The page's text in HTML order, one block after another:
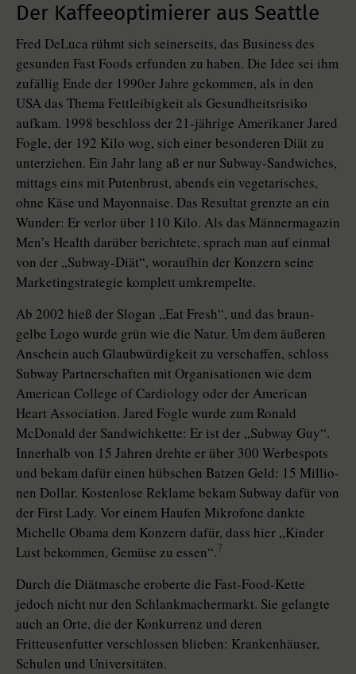
Der Kaffeeoptimierer aus Seattle
Fred DeLuca rühmt sich seinerseits, das Business des
gesunden Fast Foods erfunden zu haben. Die Idee sei ihm
zufällig Ende der 1990er Jahre gekommen, als in den
USA das Thema Fettleibigkeit als Gesundheitsrisiko
aufkam. 1998 beschloss der 21-jährige Amerikaner Jared
Fogle, der 192 Kilo wog, sich einer besonderen Diät zu
unterziehen. Ein Jahr lang aß er nur Subway-Sandwiches,
mittags eins mit Putenbrust, abends ein vegetarisches,
ohne Käse und Mayonnaise. Das Resultat grenzte an ein
Wunder: Er verlor über 110 Kilo. Als das Männermagazin
Men’s Health darüber berichtete, sprach man auf einmal
von der „Subway-Diät“, woraufhin der Konzern seine
Marketingstrategie komplett umkrempelte.
Ab 2002 hieß der Slogan „Eat Fresh“, und das braun-
gelbe Logo wurde grün wie die Natur. Um dem äußeren
Anschein auch Glaubwürdigkeit zu verschaffen, schloss
Subway Partnerschaften mit Organisationen wie dem
American College of Cardiology oder der American
Heart Association. Jared Fogle wurde zum Ronald
McDonald der Sandwichkette: Er ist der „Subway Guy“.
Innerhalb von 15 Jahren drehte er über 300 Werbespots
und bekam dafür einen hübschen Batzen Geld: 15 Mil­lio­
nen Dollar. Kostenlose Reklame bekam Subway dafür von
der First Lady. Vor einem Haufen Mikrofone dankte
Michelle Obama dem Konzern dafür, dass hier „Kinder
Lust bekommen, Gemüse zu essen“.7
Durch die Diätmasche eroberte die Fast-Food-Kette
jedoch nicht nur den Schlankmachermarkt. Sie gelangte
auch an Orte, die der Konkurrenz und deren
Fritteusenfutter verschlossen blieben: Krankenhäuser,
Schulen und Universitäten.